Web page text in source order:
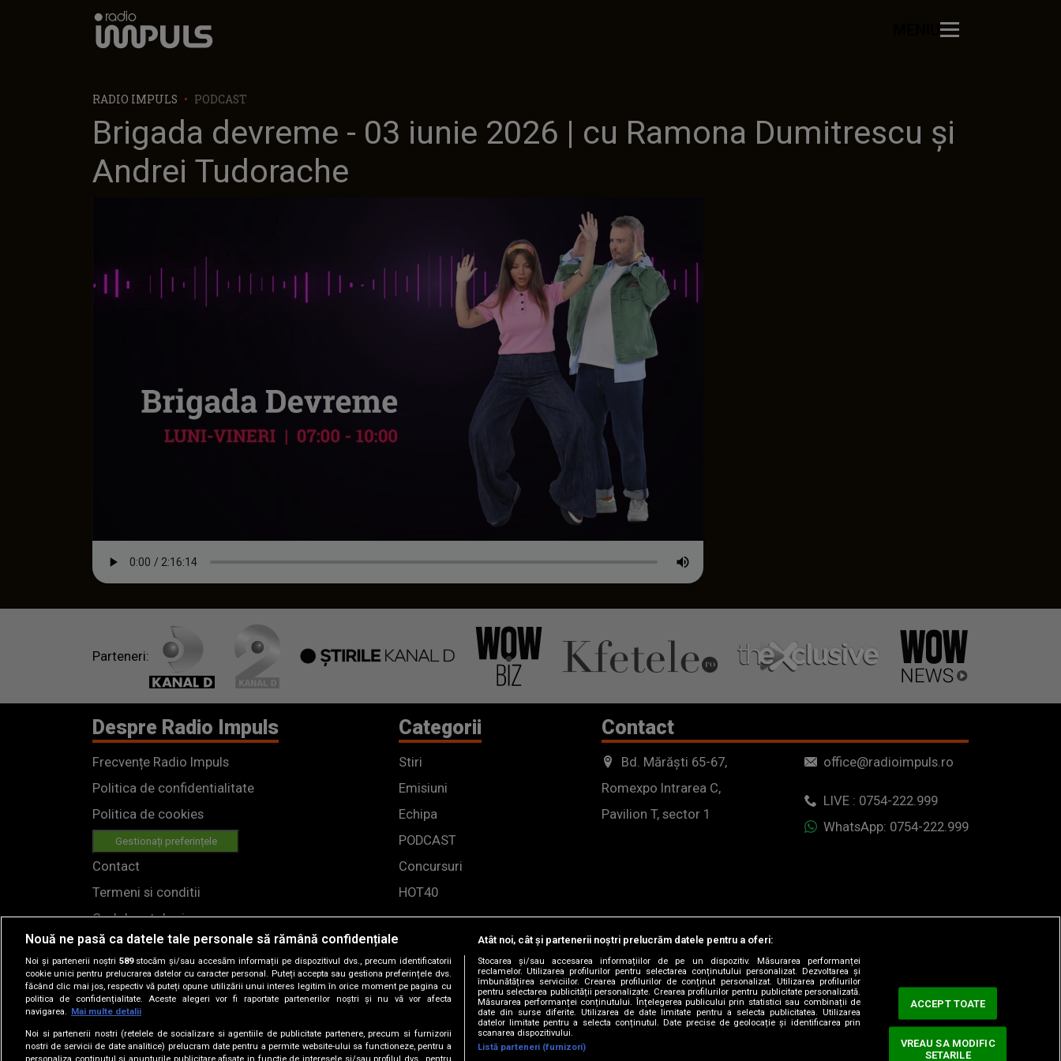
Radio Impuls
RADIO IMPULS PODCAST
Brigada devreme - 03 iunie 2026 | cu Ramona Dumitrescu și
Andrei Tudorache
Parteneri:
Despre Radio Impuls
Frecvențe Radio Impuls
Politica de confidentialitate
Politica de cookies
Gestionați preferințele
Contact
Termeni si conditii
Cod deontologic
Regulamente
Categorii
Stiri
Emisiuni
Echipa
PODCAST
Concursuri
HOT40
Contact
Bd. Mărăști 65-67,
Romexpo Intrarea C,
Pavilion T, sector 1
office@radioimpuls.ro
LIVE : 0754-222.999
WhatsApp: 0754-222.999
Nouă ne pasă ca datele tale personale să rămână confidențiale
Noi și partenerii noștri 589stocăm și/sau accesăm informații pe dispozitivul dvs., precum identificatorii
cookie unici pentru prelucrarea datelor cu caracter personal. Puteți accepta sau gestiona preferințele dvs.
făcând clic mai jos, respectiv vă puteți opune utilizării unui interes legitim în orice moment pe pagina cu
politica de confidențialitate. Aceste alegeri vor fi raportate partenerilor noștri și nu vă vor afecta
navigarea.
Mai multe detalii
Noi si partenerii nostri (retelele de socializare si agentiile de publicitate partenere, precum si furnizorii
nostri de servicii de date analitice) prelucram date pentru a permite website-ului sa functioneze, pentru a
personaliza continutul si anunturile publicitare afisate in functie de interesele si/sau profilul dvs., pentru
Atât noi, cât și partenerii noștri prelucrăm datele pentru a oferi:
Stocarea și/sau accesarea informațiilor de pe un dispozitiv. Măsurarea performanței
reclamelor. Utilizarea profilurilor pentru selectarea conținutului personalizat. Dezvoltarea și
îmbunătățirea serviciilor. Crearea profilurilor de conținut personalizat. Utilizarea profilurilor
pentru selectarea publicității personalizate. Crearea profilurilor pentru publicitate personalizată.
Măsurarea performanței conținutului. Înțelegerea publicului prin statistici sau combinații de
date din surse diferite. Utilizarea de date limitate pentru a selecta publicitatea. Utilizarea
datelor limitate pentru a selecta conținutul. Date precise de geolocație și identificarea prin
scanarea dispozitivului.
Listă parteneri (furnizori)
ACCEPT TOATE
VREAU SA MODIFIC
SETARILE